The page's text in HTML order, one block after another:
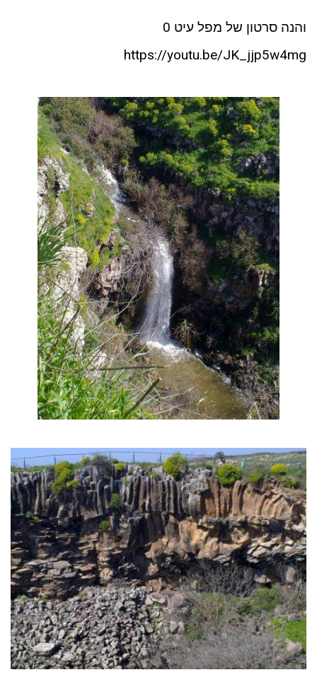
והנה סרטון של מפל עיט 0
https://youtu.be/JK_jjp5w4mg